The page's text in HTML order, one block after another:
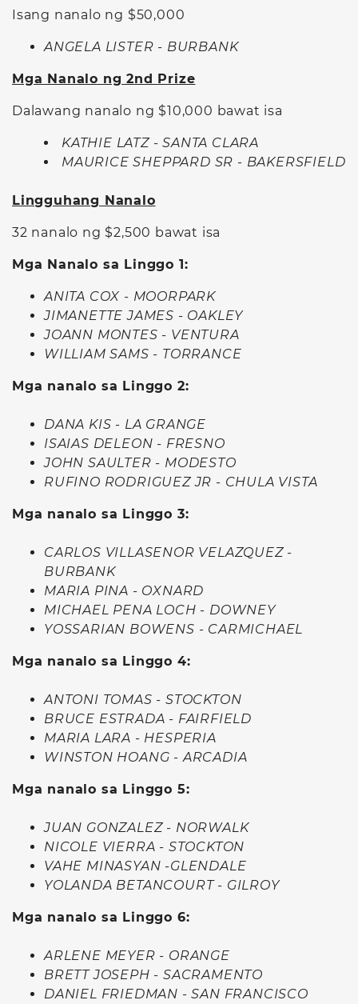
Isang nanalo ng $50,000
ANGELA LISTER - BURBANK
Mga Nanalo ng 2nd Prize
Dalawang nanalo ng $10,000 bawat isa
KATHIE LATZ - SANTA CLARA
MAURICE SHEPPARD SR - BAKERSFIELD
Lingguhang Nanalo
32 nanalo ng $2,500 bawat isa
Mga Nanalo sa Linggo 1:
ANITA COX - MOORPARK
JIMANETTE JAMES - OAKLEY
JOANN MONTES - VENTURA
WILLIAM SAMS - TORRANCE
Mga nanalo sa Linggo 2:
DANA KIS - LA GRANGE
ISAIAS DELEON - FRESNO
JOHN SAULTER - MODESTO
RUFINO RODRIGUEZ JR - CHULA VISTA
Mga nanalo sa Linggo 3:
CARLOS VILLASENOR VELAZQUEZ -
BURBANK
MARIA PINA - OXNARD
MICHAEL PENA LOCH - DOWNEY
YOSSARIAN BOWENS - CARMICHAEL
Mga nanalo sa Linggo 4:
ANTONI TOMAS - STOCKTON
BRUCE ESTRADA - FAIRFIELD
MARIA LARA - HESPERIA
WINSTON HOANG - ARCADIA
Mga nanalo sa Linggo 5:
JUAN GONZALEZ - NORWALK
NICOLE VIERRA - STOCKTON
VAHE MINASYAN -GLENDALE
YOLANDA BETANCOURT - GILROY
Mga nanalo sa Linggo 6:
ARLENE MEYER - ORANGE
BRETT JOSEPH - SACRAMENTO
DANIEL FRIEDMAN - SAN FRANCISCO